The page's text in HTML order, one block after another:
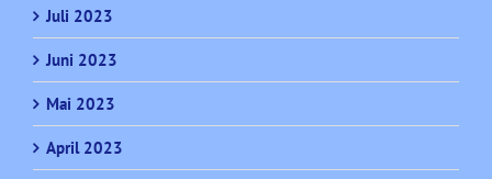
Juli 2023
Juni 2023
Mai 2023
April 2023